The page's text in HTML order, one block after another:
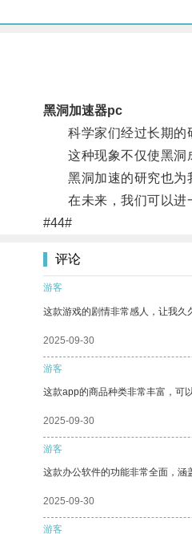
黑洞加速器pc
科学家们经过长期的研
这种现象不仅使黑洞成
黑洞加速的研究也为我
在未来，我们可以进一
#44#
评论
游客
这款游戏的剧情非常感人，让我久
2025-09-30
游客
这款app的商品种类非常丰富，可
2025-09-30
游客
这款办公软件的功能非常全面，涵
2025-09-30
游客